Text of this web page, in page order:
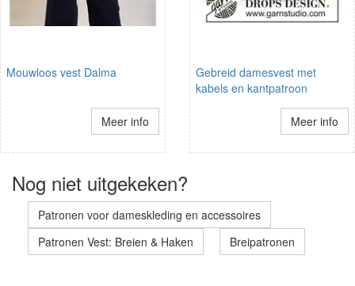
Mouwloos vest Dalma
Meer info
Gebreid damesvest met
kabels en kantpatroon
Meer info
Nog niet uitgekeken?
Patronen voor dameskleding en accessoires
Patronen Vest: Breien & Haken
Breipatronen